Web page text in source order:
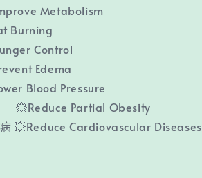
Metabolism
Burning
Control
Edema
Blood Pressure
💥Reduce Partial Obesity
💥Reduce Cardiovascular Diseases